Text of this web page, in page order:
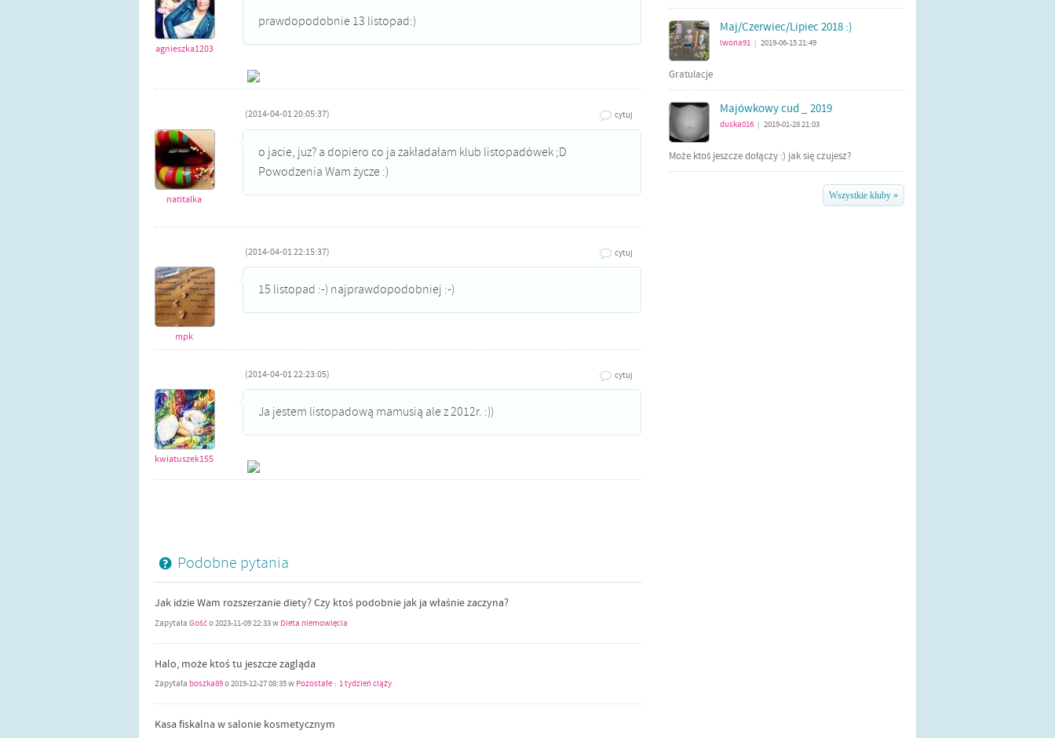
agnieszka1203
prawdopodobnie 13 listopad:)
(2014-04-01 20:05:37) cytuj
natitalka
o jacie, juz? a dopiero co ja zakładałam klub listopadówek ;D
Powodzenia Wam życze :)
(2014-04-01 22:15:37) cytuj
mpk
15 listopad :-) najprawdopodobniej :-)
(2014-04-01 22:23:05) cytuj
kwiatuszek155
Ja jestem listopadową mamusią ale z 2012r. :))
Podobne pytania
Jak idzie Wam rozszerzanie diety? Czy ktoś podobnie jak ja właśnie zaczyna?
Zapytała Gośćo2023-11-09 22:33w Dieta niemowlęcia
Halo, może ktoś tu jeszcze zagląda
Zapytała boszka89o2019-12-27 08:35w Pozostałe | 1 tydzień ciąży
Kasa fiskalna w salonie kosmetycznym
Maj/Czerwiec/Lipiec 2018 :)
iwona91 2019-06-15 21:49
Gratulacje
Majówkowy cud _ 2019
duska016 2019-01-28 21:03
Może ktoś jeszcze dołączy :) jak się czujesz?
Wszystkie kluby »